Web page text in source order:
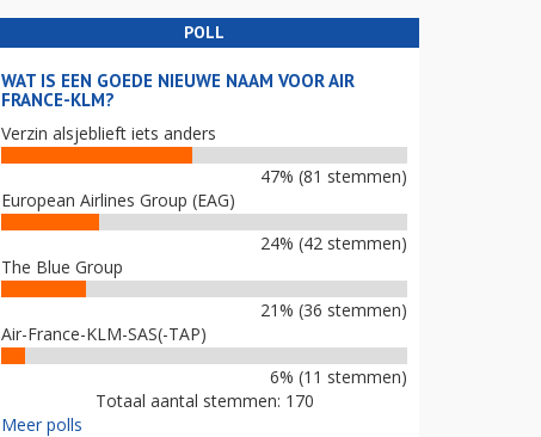
POLL
WAT IS EEN GOEDE NIEUWE NAAM VOOR AIR
FRANCE-KLM?
Verzin alsjeblieft iets anders
47% (81 stemmen)
European Airlines Group (EAG)
24% (42 stemmen)
The Blue Group
21% (36 stemmen)
Air-France-KLM-SAS(-TAP)
6% (11 stemmen)
Totaal aantal stemmen: 170
Meer polls